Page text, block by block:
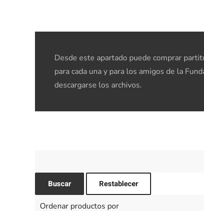
Desde este apartado puede comprar
para cada una y para los amigos de la
descargarse los archivos.